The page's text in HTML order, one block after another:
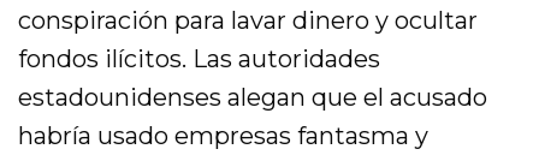
conspiración para lavar dinero y ocultar
fondos ilícitos. Las autoridades
estadounidenses alegan que el acusado
habría usado empresas fantasma y